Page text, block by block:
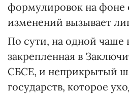
формулировок на
изменений вызывает
По сути, на одной чаше
закрепленная в
СБСЕ, и неприкрытый
государств, которое